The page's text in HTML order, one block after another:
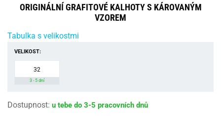
ORIGINÁLNÍ GRAFITOVÉ KALHOTY S KÁROVANÝM
VZOREM
Tabulka s velikostmi
VELIKOST:
32
3 - 5 dní
Dostupnost: u tebe do 3-5 pracovních dnů